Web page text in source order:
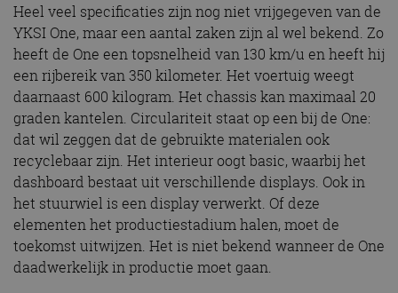
Heel veel specificaties zijn nog niet vrijgegeven van de
YKSI One, maar een aantal zaken zijn al wel bekend. Zo
heeft de One een topsnelheid van 130 km/u en heeft hij
een rijbereik van 350 kilometer. Het voertuig weegt
daarnaast 600 kilogram. Het chassis kan maximaal 20
graden kantelen. Circulariteit staat op een bij de One:
dat wil zeggen dat de gebruikte materialen ook
recyclebaar zijn. Het interieur oogt basic, waarbij het
dashboard bestaat uit verschillende displays. Ook in
het stuurwiel is een display verwerkt. Of deze
elementen het productiestadium halen, moet de
toekomst uitwijzen. Het is niet bekend wanneer de One
daadwerkelijk in productie moet gaan.